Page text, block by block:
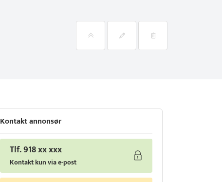
Kontakt annonsør
Tlf. 918 xx xxx
Kontakt kun via e-post